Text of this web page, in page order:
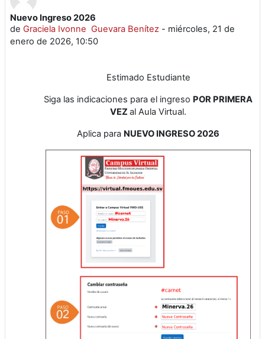
Nuevo Ingreso 2026
de Graciela Ivonne Guevara Benítez - miércoles, 21 de
enero de 2026, 10:50
Estimado Estudiante
Siga las indicaciones para el ingreso POR PRIMERA
VEZ al Aula Virtual.
Aplica para NUEVO INGRESO 2026